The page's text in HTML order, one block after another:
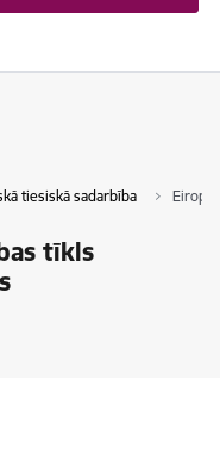
tiesiskā sadarbība
tīkls